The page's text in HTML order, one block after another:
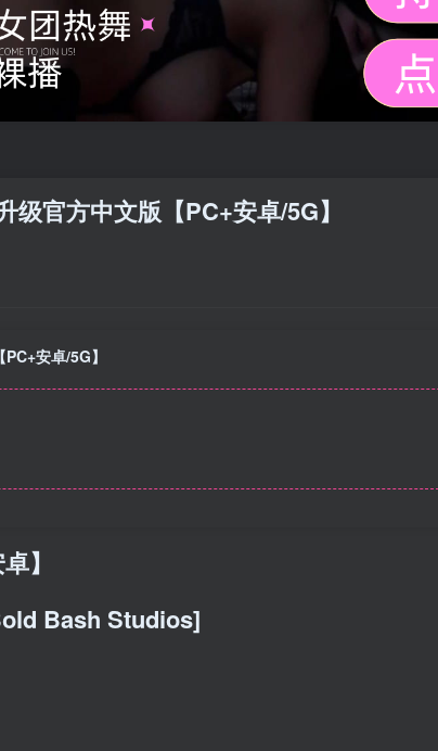
级官方中文版【PC+安卓/5G】
安卓/5G】
】
Bash Studios]